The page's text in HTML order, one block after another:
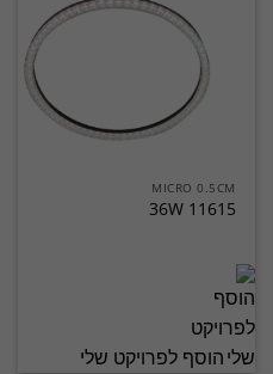
MICRO 0.5CM
11615 36W
הוסף לפרויקט שלי